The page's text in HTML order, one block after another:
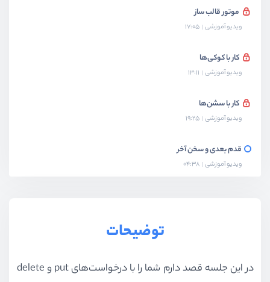
موتور قالب ساز
ویدیو آموزشی 17:05
کار با کوکی‌ها
ویدیو آموزشی 13:11
کار با سشن‌ها
ویدیو آموزشی 19:25
قدم بعدی و سخن آخر
ویدیو آموزشی 04:38
توضیحات
در این جلسه قصد دارم شما را با درخواست‌های put و delete